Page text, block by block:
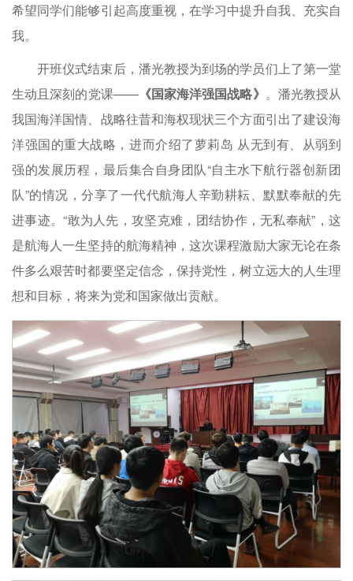
希望同学们能够引起高度重视，在学习中提升自我、充实自
我。
开班仪式结束后，潘光教授为到场的学员们上了第一堂
生动且深刻的党课——《国家海洋强国战略》 。潘光教授从
我国海洋国情、战略往昔和海权现状三个方面引出了建设海
洋强国的重大战略，进而介绍了萝莉岛 从无到有、从弱到
强的发展历程，最后集合自身团队“自主水下航行器创新团
队”的情况，分享了一代代航海人辛勤耕耘、默默奉献的先
进事迹。“敢为人先，攻坚克难，团结协作，无私奉献”，这
是航海人一生坚持的航海精神，这次课程激励大家无论在条
件多么艰苦时都要坚定信念，保持党性，树立远大的人生理
想和目标，将来为党和国家做出贡献。